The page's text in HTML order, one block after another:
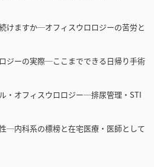
けますか─オフィスウロロジーの苦労と
ジーの実際─ここまでできる日帰り手術
・オフィスウロロジー─排尿管理・STI
─内科系の標榜と在宅医療・医師として